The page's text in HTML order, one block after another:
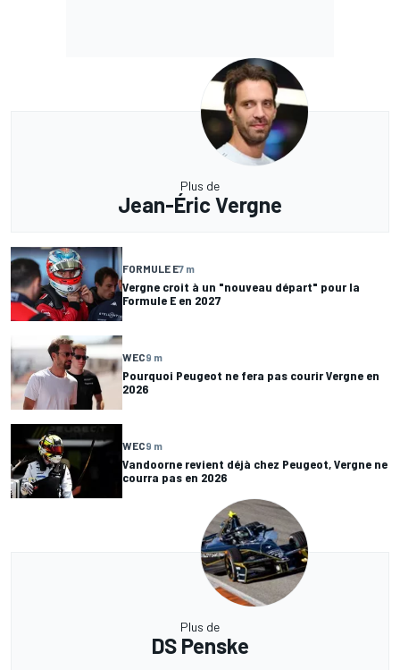
Plus de
Jean-Éric Vergne
FORMULE E7 m
Vergne croit à un "nouveau départ" pour la
Formule E en 2027
WEC9 m
Pourquoi Peugeot ne fera pas courir Vergne en
2026
WEC9 m
Vandoorne revient déjà chez Peugeot, Vergne ne
courra pas en 2026
Plus de
DS Penske